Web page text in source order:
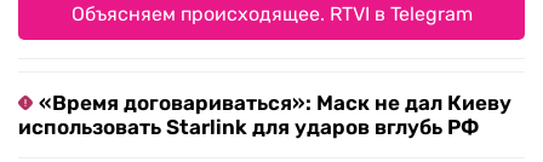
Объясняем происходящее. RTVI в Telegram
«Время договариваться»: Маск не дал Киеву
использовать Starlink для ударов вглубь РФ